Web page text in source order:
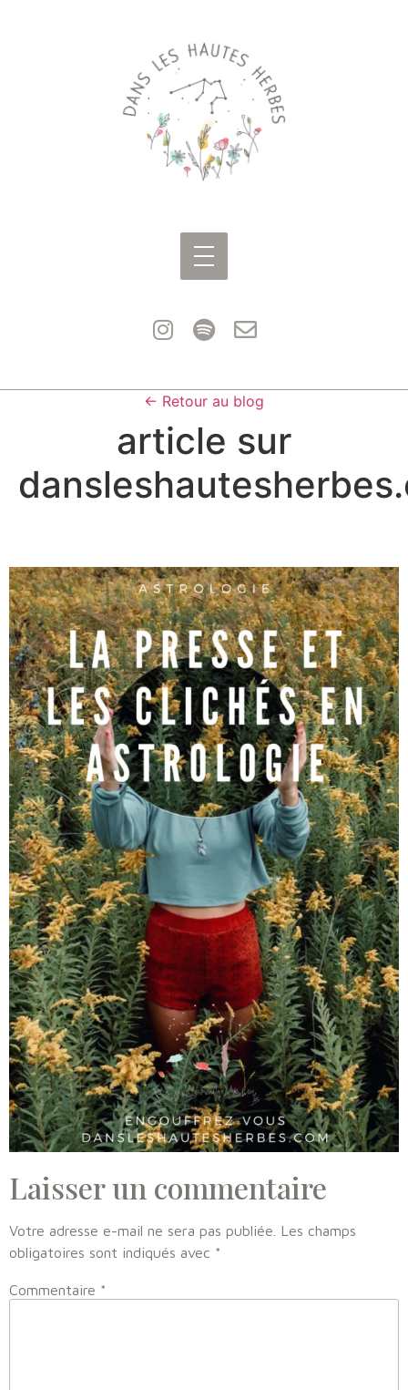
← Retour au blog
article sur
Laisser un commentaire
Votre adresse e-mail ne sera pas publiée. Les champs
obligatoires sont indiqués avec *
Commentaire *